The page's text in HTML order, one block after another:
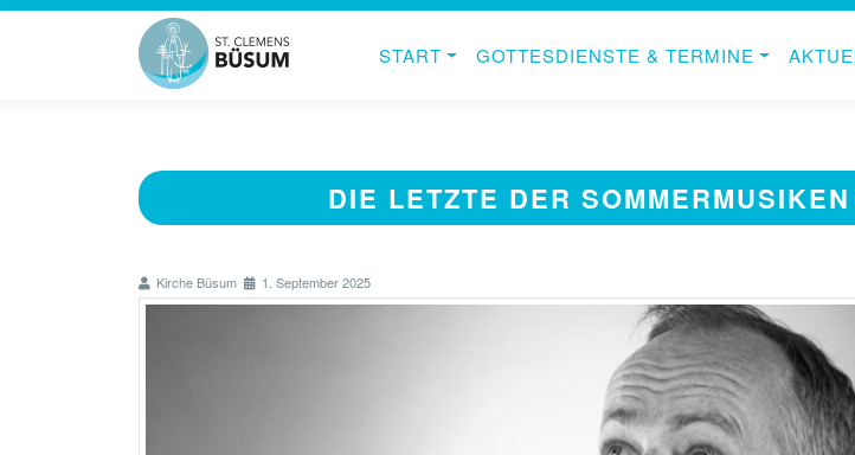
START GOTTESDIENSTE & TERMINE
DIE LETZTE DER
Kirche Büsum 1. September 2025